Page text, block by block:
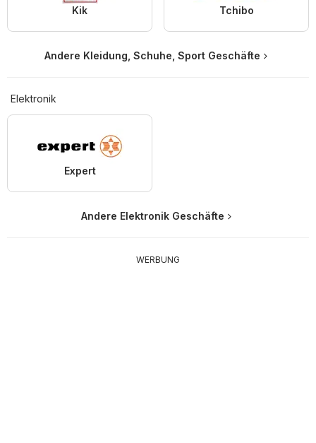
Kik Tchibo
Andere Kleidung, Schuhe, Sport Geschäfte
Elektronik
Expert
Andere Elektronik Geschäfte
WERBUNG